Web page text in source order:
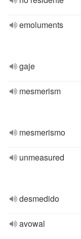
emoluments
gaje
mesmerism
mesmerismo
unmeasured
desmedido
avowal